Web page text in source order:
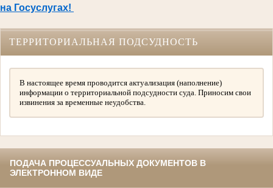
на Госуслугах!
ТЕРРИТОРИАЛЬНАЯ ПОДСУДНОСТЬ
В настоящее время проводится актуализация (наполнение)
информации о территориальной подсудности суда. Приносим свои
извинения за временные неудобства.
ПОДАЧА ПРОЦЕССУАЛЬНЫХ ДОКУМЕНТОВ В
ЭЛЕКТРОННОМ ВИДЕ